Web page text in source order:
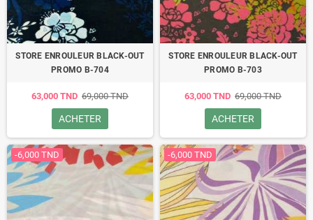
STORE ENROULEUR BLACK-OUT
PROMO B-704
63,000 TND 69,000 TND
ACHETER
STORE ENROULEUR BLACK-OUT
PROMO B-703
63,000 TND 69,000 TND
ACHETER
-6,000 TND -6,000 TND